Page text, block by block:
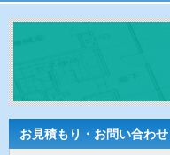
ホーム 基礎知
お見積もり・お問い合わせ